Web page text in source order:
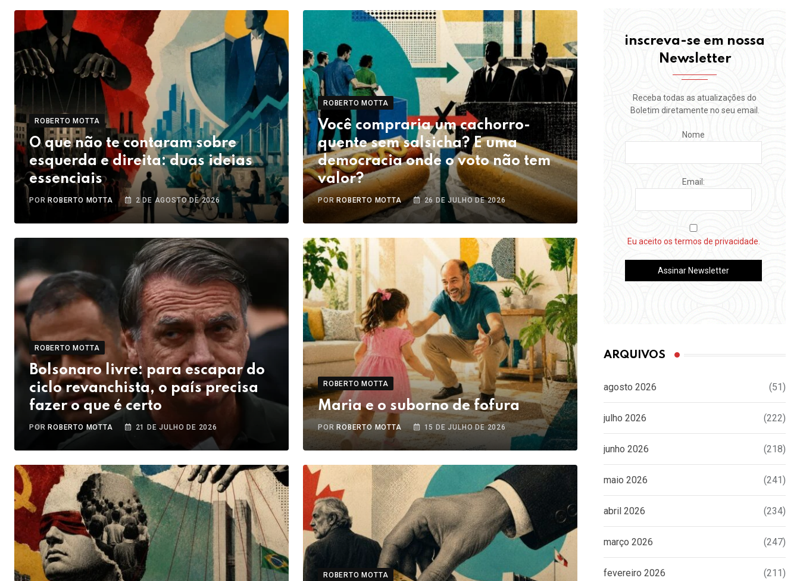
ROBERTO MOTTA
O que não te contaram sobre
esquerda e direita: duas ideias
essenciais
PORROBERTO MOTTA 2 DE AGOSTO DE 2026
ROBERTO MOTTA
Você compraria um cachorro-
quente sem salsicha? E uma
democracia onde o voto não tem
valor?
PORROBERTO MOTTA 26 DE JULHO DE 2026
ROBERTO MOTTA
Bolsonaro livre: para escapar do
ciclo revanchista, o país precisa
fazer o que é certo
POR ROBERTO MOTTA 21 DE JULHO DE 2026
ROBERTO MOTTA
Maria e o suborno de fofura
POR ROBERTO MOTTA 15 DE JULHO DE 2026
ROBERTO MOTTA
inscreva-se em nossa
Newsletter
Receba todas as atualizações do
Boletim diretamente no seu email.
Nome
Email:
Eu aceito os termos de privacidade.
ARQUIVOS
agosto 2026 (51)
julho 2026 (222)
junho 2026 (218)
maio 2026 (241)
abril 2026 (234)
março 2026 (247)
fevereiro 2026 (211)